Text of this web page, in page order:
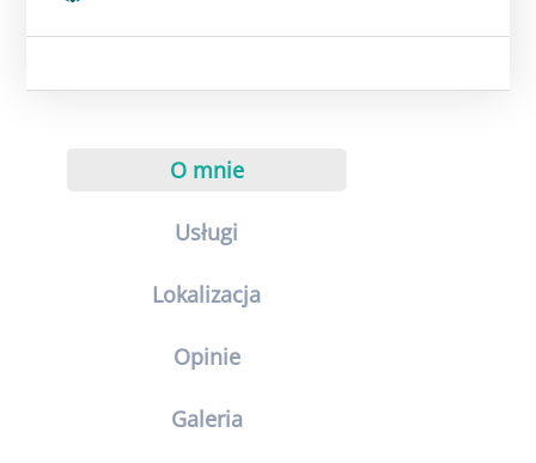
O mnie
Usługi
Lokalizacja
Opinie
Galeria